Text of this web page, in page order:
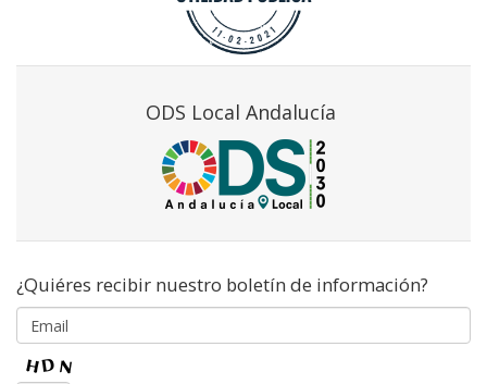
ODS Local Andalucía
¿Quiéres recibir nuestro boletín de información?